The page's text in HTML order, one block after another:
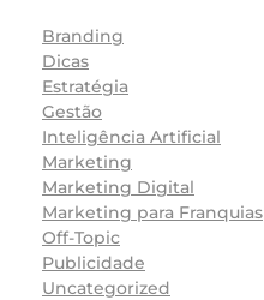
Branding
Dicas
Estratégia
Gestão
Inteligência Artificial
Marketing
Marketing Digital
Marketing para Franquias
Off-Topic
Publicidade
Uncategorized